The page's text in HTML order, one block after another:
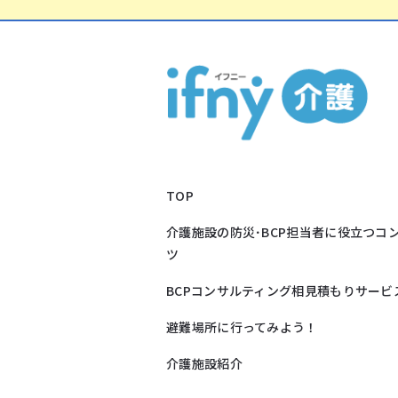
TOP
介護施設の防災･BCP担当者に役立つコ
ツ
BCPコンサルティング相見積もりサービ
避難場所に行ってみよう！
介護施設紹介